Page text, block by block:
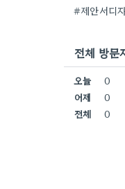
#제안서디
전체 방문
오늘
0
어제
0
전체
0